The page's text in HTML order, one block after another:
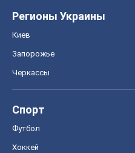
Регионы Украины
Киев
Запорожье
Черкассы
Спорт
Футбол
Хоккей